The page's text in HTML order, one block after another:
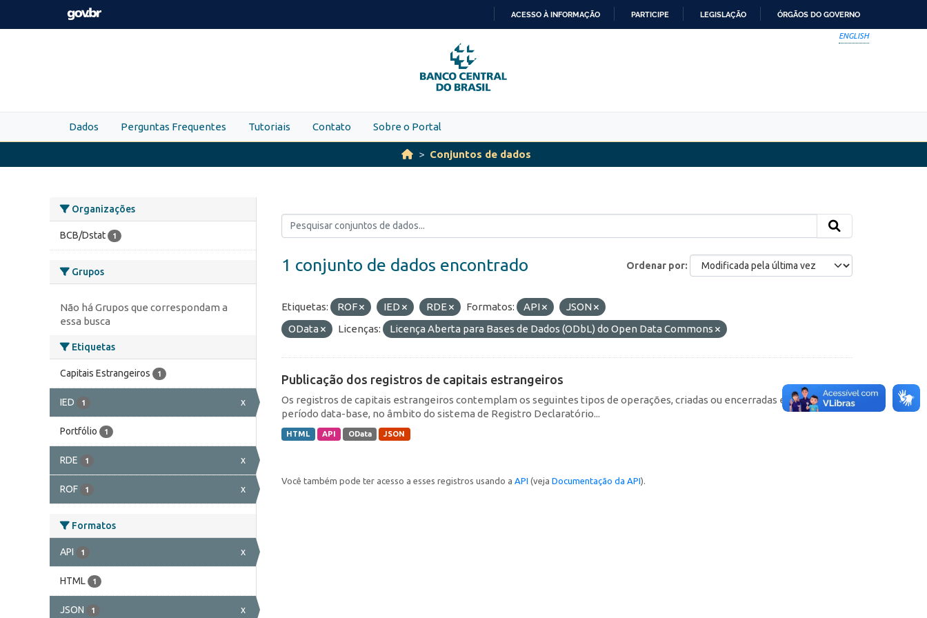
Skip to main content
PARA
O
CONTEÚDO
ACESSO À INFORMAÇÃO PARTICIPE LEGISLAÇÃO ÓRGÃOS DO GOVERNO
ENGLISH
Dados Perguntas Frequentes Tutoriais Contato Sobre o Portal
Conjuntos de dados
Organizações
BCB/Dstat 1
Grupos
Não há Grupos que correspondam a
essa busca
Etiquetas
Capitais Estrangeiros 1
IED 1 x
Portfólio 1
RDE 1 x
ROF 1 x
Formatos
API 1 x
HTML 1
JSON 1 x
Ordenar por
1 conjunto de dados encontrado
Etiquetas: ROF IED RDE Formatos: API
JSON
OData
Licenças: Licença Aberta para Bases de Dados (ODbL) do Open Data Commons
Publicação dos registros de capitais estrangeiros
Os registros de capitais estrangeiros contemplam os seguintes tipos de operações, criadas ou encerradas em cada
período data-base, no âmbito do sistema de Registro Declaratório...
HTML API OData JSON
Você também pode ter acesso a esses registros usando a API (veja Documentação da API).